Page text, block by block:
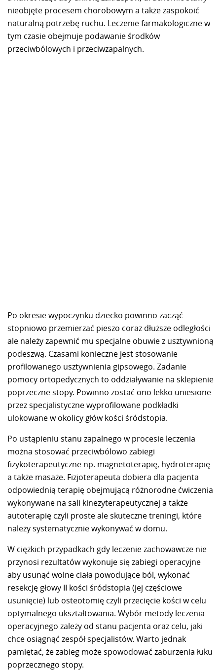
nieobjęte procesem chorobowym a także zaspokoić
naturalną potrzebę ruchu. Leczenie farmakologiczne w
tym czasie obejmuje podawanie środków
przeciwbólowych i przeciwzapalnych.
Po okresie wypoczynku dziecko powinno zacząć
stopniowo przemierzać pieszo coraz dłuższe odległości
ale należy zapewnić mu specjalne obuwie z usztywnioną
podeszwą. Czasami konieczne jest stosowanie
profilowanego usztywnienia gipsowego. Zadanie
pomocy ortopedycznych to oddziaływanie na sklepienie
poprzeczne stopy. Powinno zostać ono lekko uniesione
przez specjalistyczne wyprofilowane podkładki
ulokowane w okolicy głów kości śródstopia.
Po ustąpieniu stanu zapalnego w procesie leczenia
można stosować przeciwbólowo zabiegi
fizykoterapeutyczne np. magnetoterapię, hydroterapię
a także masaże. Fizjoterapeuta dobiera dla pacjenta
odpowiednią terapię obejmującą różnorodne ćwiczenia
wykonywane na sali kinezyterapeutycznej a także
autoterapię czyli proste ale skuteczne treningi, które
należy systematycznie wykonywać w domu.
W ciężkich przypadkach gdy leczenie zachowawcze nie
przynosi rezultatów wykonuje się zabiegi operacyjne
aby usunąć wolne ciała powodujące ból, wykonać
resekcję głowy II kości śródstopia (jej częściowe
usunięcie) lub osteotomię czyli przecięcie kości w celu
optymalnego ukształtowania. Wybór metody leczenia
operacyjnego zależy od stanu pacjenta oraz celu, jaki
chce osiągnąć zespół specjalistów. Warto jednak
pamiętać, że zabieg może spowodować zaburzenia łuku
poprzecznego stopy.